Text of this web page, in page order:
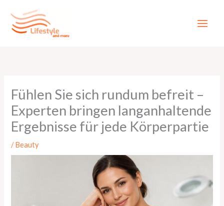
Inhalt
springen
Fühlen Sie sich rundum befreit –
Experten bringen langanhaltende
Ergebnisse für jede Körperpartie
/Beauty